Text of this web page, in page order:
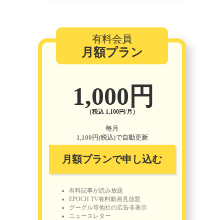
有料会員
月額プラン
1,000円
（税込 1,100円/月）
毎月
1,100円(税込)で自動更新
月額プランで申し込む
有料記事が読み放題
EPOCH TV有料動画見放題
グーグル等他社の広告非表示
ニュースレター